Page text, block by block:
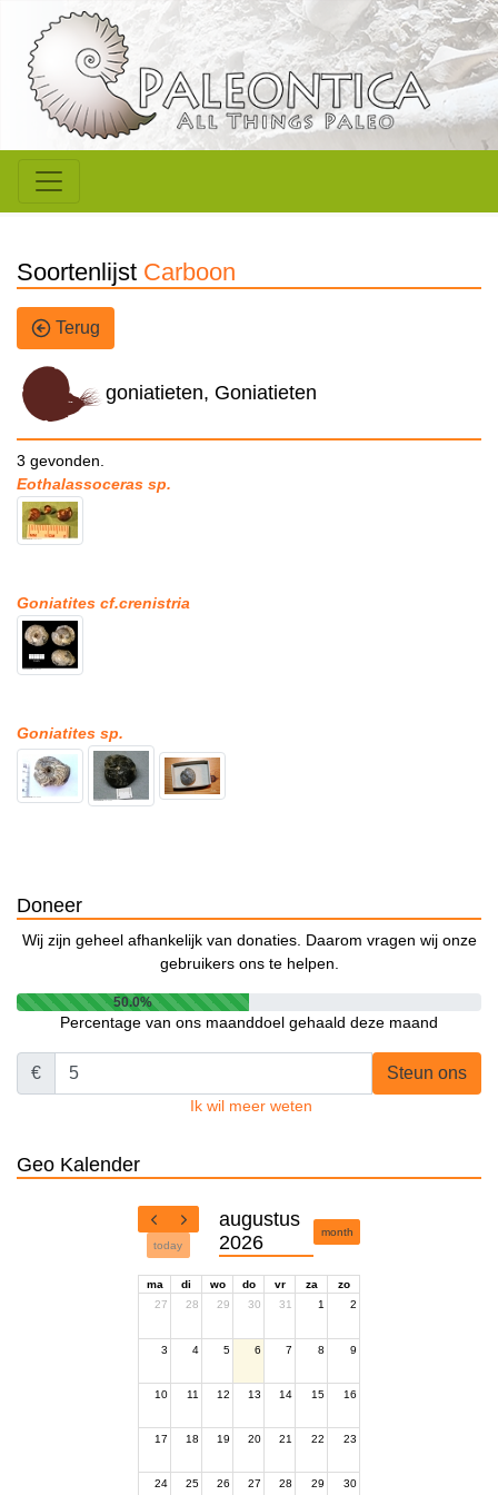
Soortenlijst Carboon
Terug
goniatieten, Goniatieten
3 gevonden.
Eothalassoceras sp.
Goniatites cf.crenistria
Goniatites sp.
Doneer
Wij zijn geheel afhankelijk van donaties. Daarom vragen wij onze
gebruikers ons te helpen.
50.0%
Percentage van ons maanddoel gehaald deze maand
€ Steun ons
Ik wil meer weten
Geo Kalender
today
augustus
2026
month
ma di wo do vr za
zo
27
28 29 30 31 1 2
3 4 5 6 7 8 9
10 11 12 13 14 15 16
17 18 19 20 21 22 23
24 25 26 27 28 29 30